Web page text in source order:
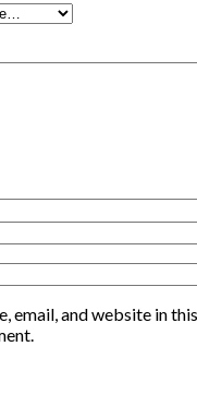
email, and website in